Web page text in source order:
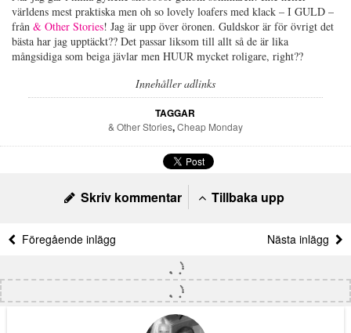
världens mest praktiska men oh so lovely loafers med klack – I GULD –
från & Other Stories! Jag är upp över öronen. Guldskor är för övrigt det
bästa har jag upptäckt?? Det passar liksom till allt så de är lika
mångsidiga som beiga jävlar men HUUR mycket roligare, right??
Innehåller adlinks
TAGGAR
& Other Stories,Cheap Monday
Skriv kommentar Tillbaka upp
Föregående inlägg Nästa inlägg